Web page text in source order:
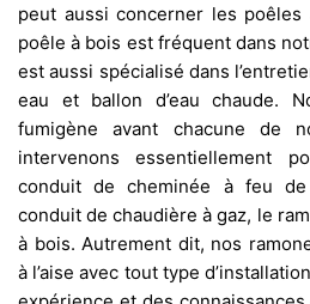
peut aussi concerner les poêles
poêle à bois est fréquent dans
est aussi spécialisé dans
eau et ballon d’eau chaude.
fumigène avant chacune de
intervenons essentiellement
conduit de cheminée à feu
conduit de chaudière à gaz, le
à bois. Autrement dit, nos
à l’aise avec tout type